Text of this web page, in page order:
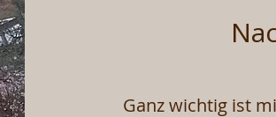
Ganz wichtig ist